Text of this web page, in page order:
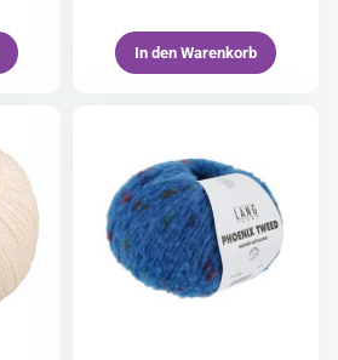
In den Warenkorb